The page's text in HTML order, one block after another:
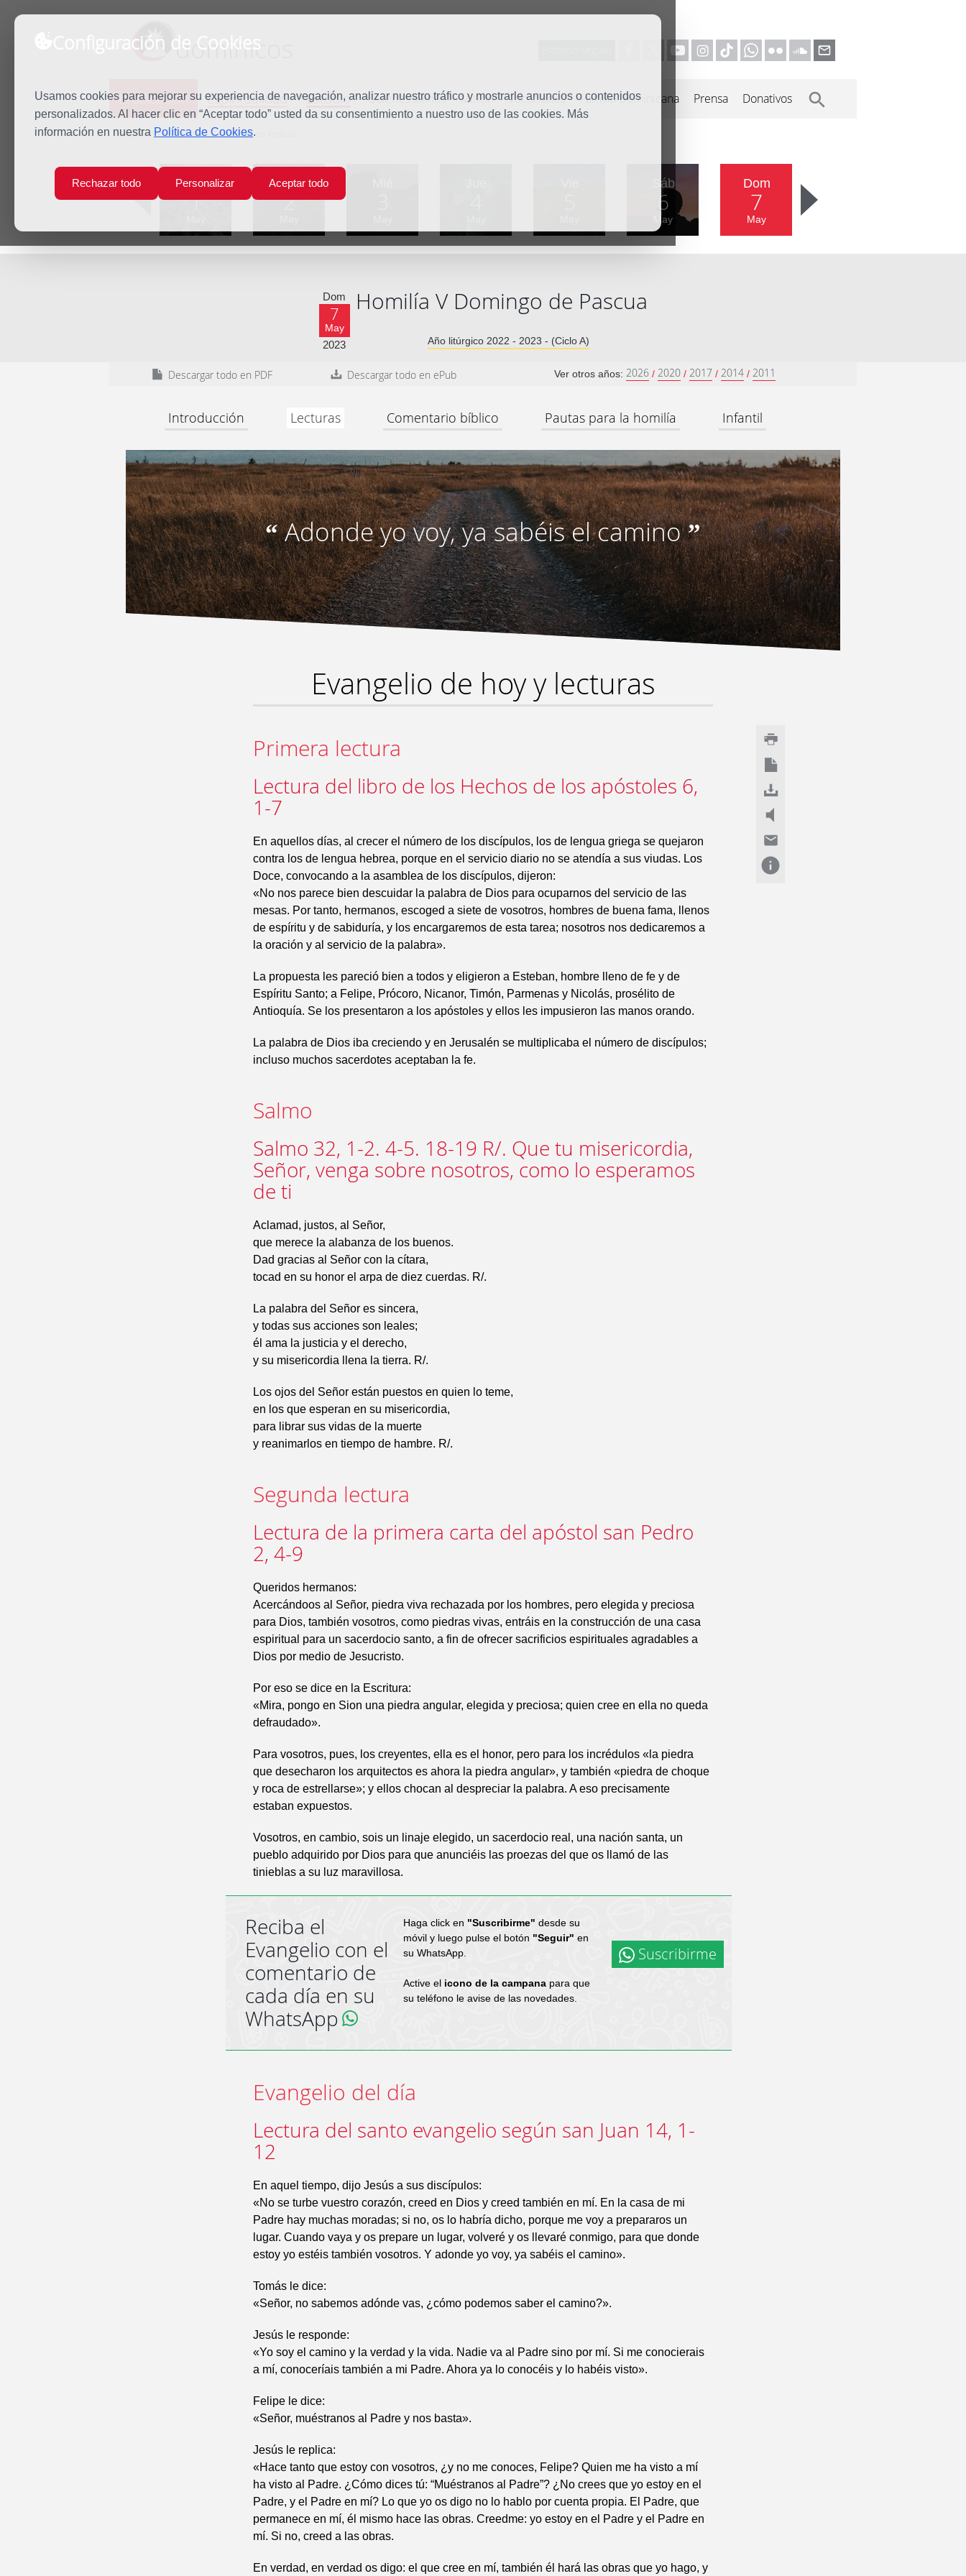
Configuración de Cookies
Usamos cookies para mejorar su experiencia de navegación, analizar nuestro tráfico y mostrarle anuncios o contenidos
personalizados. Al hacer clic en “Aceptar todo” usted da su consentimiento a nuestro uso de las cookies. Más
información en nuestra Política de Cookies.
Rechazar todo Personalizar Aceptar todo
dominicos
Predicación Espiritualidad Estudio Quiénes somos Misión Vocaciones Familia Dominicana Prensa Donativos
Inicio Predicación V Domingo de Pascua
Lun
1
Mar
2
Sáb
6
May
Dom
7
May
Dom
7
May
2023
Homilía V Domingo de Pascua
Año litúrgico 2022 - 2023 - (Ciclo A)
Descargar todo en PDF Descargar todo en ePub Ver otros años: 2026 / 2020 / 2017 / 2014 / 2011
Introducción Lecturas Comentario bíblico Pautas para la homilía Infantil
“Adonde yo voy, ya sabéis el camino”
Evangelio de hoy y lecturas
Primera lectura
Lectura del libro de los Hechos de los apóstoles 6,
1-7
En aquellos días, al crecer el número de los discípulos, los de lengua griega se quejaron
contra los de lengua hebrea, porque en el servicio diario no se atendía a sus viudas. Los
Doce, convocando a la asamblea de los discípulos, dijeron:
«No nos parece bien descuidar la palabra de Dios para ocuparnos del servicio de las
mesas. Por tanto, hermanos, escoged a siete de vosotros, hombres de buena fama, llenos
de espíritu y de sabiduría, y los encargaremos de esta tarea; nosotros nos dedicaremos a
la oración y al servicio de la palabra».
La propuesta les pareció bien a todos y eligieron a Esteban, hombre lleno de fe y de
Espíritu Santo; a Felipe, Prócoro, Nicanor, Timón, Parmenas y Nicolás, prosélito de
Antioquía. Se los presentaron a los apóstoles y ellos les impusieron las manos orando.
La palabra de Dios iba creciendo y en Jerusalén se multiplicaba el número de discípulos;
incluso muchos sacerdotes aceptaban la fe.
Salmo
Salmo 32, 1-2. 4-5. 18-19 R/. Que tu misericordia,
Señor, venga sobre nosotros, como lo esperamos
de ti
Aclamad, justos, al Señor,
que merece la alabanza de los buenos.
Dad gracias al Señor con la cítara,
tocad en su honor el arpa de diez cuerdas. R/.
La palabra del Señor es sincera,
y todas sus acciones son leales;
él ama la justicia y el derecho,
y su misericordia llena la tierra. R/.
Los ojos del Señor están puestos en quien lo teme,
en los que esperan en su misericordia,
para librar sus vidas de la muerte
y reanimarlos en tiempo de hambre. R/.
Segunda lectura
Lectura de la primera carta del apóstol san Pedro
2, 4-9
Queridos hermanos:
Acercándoos al Señor, piedra viva rechazada por los hombres, pero elegida y preciosa
para Dios, también vosotros, como piedras vivas, entráis en la construcción de una casa
espiritual para un sacerdocio santo, a fin de ofrecer sacrificios espirituales agradables a
Dios por medio de Jesucristo.
Por eso se dice en la Escritura:
«Mira, pongo en Sion una piedra angular, elegida y preciosa; quien cree en ella no queda
defraudado».
Para vosotros, pues, los creyentes, ella es el honor, pero para los incrédulos «la piedra
que desecharon los arquitectos es ahora la piedra angular», y también «piedra de choque
y roca de estrellarse»; y ellos chocan al despreciar la palabra. A eso precisamente
estaban expuestos.
Vosotros, en cambio, sois un linaje elegido, un sacerdocio real, una nación santa, un
pueblo adquirido por Dios para que anunciéis las proezas del que os llamó de las
tinieblas a su luz maravillosa.
Reciba el
Evangelio con el
comentario de
cada día en su
WhatsApp
Haga click en "Suscribirme" desde su
móvil y luego pulse el botón "Seguir" en
su WhatsApp.
Active el icono de la campanapara que
su teléfono le avise de las novedades.
Suscribirme
Evangelio del día
Lectura del santo evangelio según san Juan 14, 1-
12
En aquel tiempo, dijo Jesús a sus discípulos:
«No se turbe vuestro corazón, creed en Dios y creed también en mí. En la casa de mi
Padre hay muchas moradas; si no, os lo habría dicho, porque me voy a prepararos un
lugar. Cuando vaya y os prepare un lugar, volveré y os llevaré conmigo, para que donde
estoy yo estéis también vosotros. Y adonde yo voy, ya sabéis el camino».
Tomás le dice:
«Señor, no sabemos adónde vas, ¿cómo podemos saber el camino?».
Jesús le responde:
«Yo soy el camino y la verdad y la vida. Nadie va al Padre sino por mí. Si me conocierais
a mí, conoceríais también a mi Padre. Ahora ya lo conocéis y lo habéis visto».
Felipe le dice:
«Señor, muéstranos al Padre y nos basta».
Jesús le replica:
«Hace tanto que estoy con vosotros, ¿y no me conoces, Felipe? Quien me ha visto a mí
ha visto al Padre. ¿Cómo dices tú: “Muéstranos al Padre”? ¿No crees que yo estoy en el
Padre, y el Padre en mí? Lo que yo os digo no lo hablo por cuenta propia. El Padre, que
permanece en mí, él mismo hace las obras. Creedme: yo estoy en el Padre y el Padre en
mí. Si no, creed a las obras.
En verdad, en verdad os digo: el que cree en mí, también él hará las obras que yo hago, y